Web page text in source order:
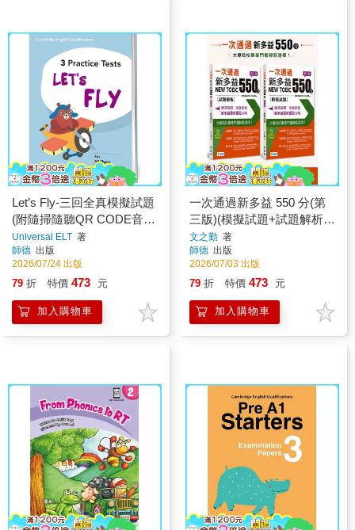
Let’s Fly-三回全真模擬試題
(附隨掃隨聽QR CODE音
檔) (A2 Flyers)
Universal ELT 著
師德 出版
2026/07/24 出版
79 折 特價 473 元
加入購物車
一次通過新多益 550 分(第
三版)(模擬試題+試題解析
+精選單字+QR CODE音檔
+防水書套)
文之勤 著
師德 出版
2026/07/03 出版
79 折 特價 473 元
加入購物車